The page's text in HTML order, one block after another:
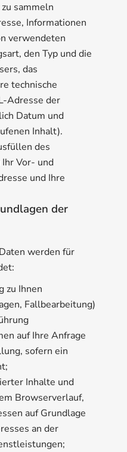
sammeln
Informationen
verwendeten
den Typ und die
das
technische
Adresse der
Datum und
Inhalt).
des
Vor- und
und Ihre
der
werden für
zu Ihnen
Fallbearbeitung)
auf Ihre Anfrage
sofern ein
Inhalte und
Browserverlauf,
auf Grundlage
an der